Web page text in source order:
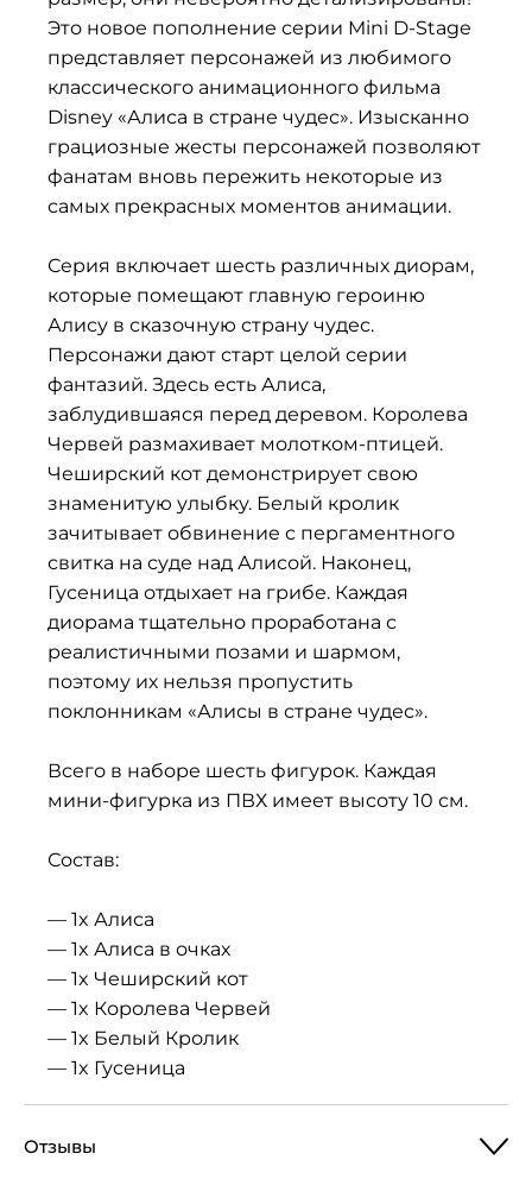
Это новое пополнение серии Mini D-Stage
представляет персонажей из любимого
классического анимационного фильма
Disney «Алиса в стране чудес». Изысканно
грациозные жесты персонажей позволяют
фанатам вновь пережить некоторые из
самых прекрасных моментов анимации.
Серия включает шесть различных диорам,
которые помещают главную героиню
Алису в сказочную страну чудес.
Персонажи дают старт целой серии
фантазий. Здесь есть Алиса,
заблудившаяся перед деревом. Королева
Червей размахивает молотком-птицей.
Чеширский кот демонстрирует свою
знаменитую улыбку. Белый кролик
зачитывает обвинение с пергаментного
свитка на суде над Алисой. Наконец,
Гусеница отдыхает на грибе. Каждая
диорама тщательно проработана с
реалистичными позами и шармом,
поэтому их нельзя пропустить
поклонникам «Алисы в стране чудес».
Всего в наборе шесть фигурок. Каждая
мини-фигурка из ПВХ имеет высоту 10 см.
Состав:
— 1x Алиса
— 1x Алиса в очках
— 1x Чеширский кот
— 1x Королева Червей
— 1x Белый Кролик
— 1x Гусеница
Отзывы